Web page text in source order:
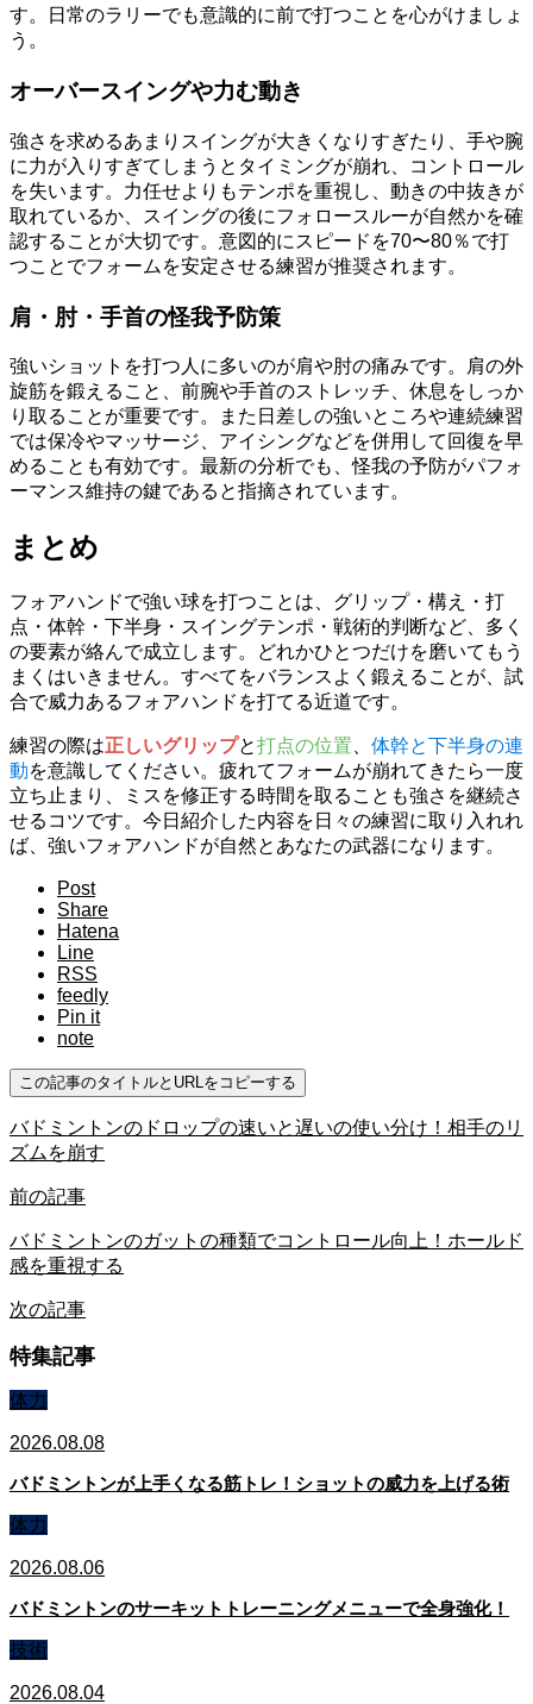
す。日常のラリーでも意識的に前で打つことを心がけましょ
う。
オーバースイングや力む動き
強さを求めるあまりスイングが大きくなりすぎたり、手や腕
に力が入りすぎてしまうとタイミングが崩れ、コントロール
を失います。力任せよりもテンポを重視し、動きの中抜きが
取れているか、スイングの後にフォロースルーが自然かを確
認することが大切です。意図的にスピードを70〜80％で打
つことでフォームを安定させる練習が推奨されます。
肩・肘・手首の怪我予防策
強いショットを打つ人に多いのが肩や肘の痛みです。肩の外
旋筋を鍛えること、前腕や手首のストレッチ、休息をしっか
り取ることが重要です。また日差しの強いところや連続練習
では保冷やマッサージ、アイシングなどを併用して回復を早
めることも有効です。最新の分析でも、怪我の予防がパフォ
ーマンス維持の鍵であると指摘されています。
まとめ
フォアハンドで強い球を打つことは、グリップ・構え・打
点・体幹・下半身・スイングテンポ・戦術的判断など、多く
の要素が絡んで成立します。どれかひとつだけを磨いてもう
まくはいきません。すべてをバランスよく鍛えることが、試
合で威力あるフォアハンドを打てる近道です。
練習の際は正しいグリップと打点の位置
体幹と下半身の連
動を意識してください。疲れてフォームが崩れてきたら一度
立ち止まり、ミスを修正する時間を取ることも強さを継続さ
せるコツです。今日紹介した内容を日々の練習に取り入れれ
ば、強いフォアハンドが自然とあなたの武器になります。
Post
Share
Hatena
Line
RSS
feedly
Pin it
note
この記事のタイトルとURLをコピーする
バドミントンのドロップの速いと遅いの使い分け！相手のリ
ズムを崩す
前の記事
バドミントンのガットの種類でコントロール向上！ホールド
感を重視する
次の記事
特集記事
体力
2026.08.08
バドミントンが上手くなる筋トレ！ショットの威力を上げる術
体力
2026.08.06
バドミントンのサーキットトレーニングメニューで全身強化！
技術
2026.08.04